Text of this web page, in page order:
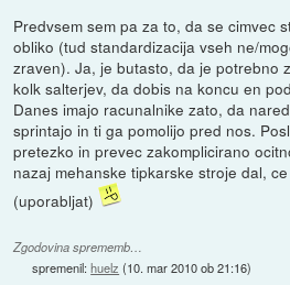
Predvsem sem pa za to, da se cimvec
obliko (tud standardizacija vseh ne/
zraven). Ja, je butasto, da je potrebno
kolk salterjev, da dobis na koncu en
Danes imajo racunalnike zato, da
sprintajo in ti ga pomolijo pred nos.
pretezko in prevec zakomplicirano
nazaj mehanske tipkarske stroje dal,
(uporabljat)
Zgodovina sprememb…
spremenil:huelz (10. mar 2010 ob 21:16)